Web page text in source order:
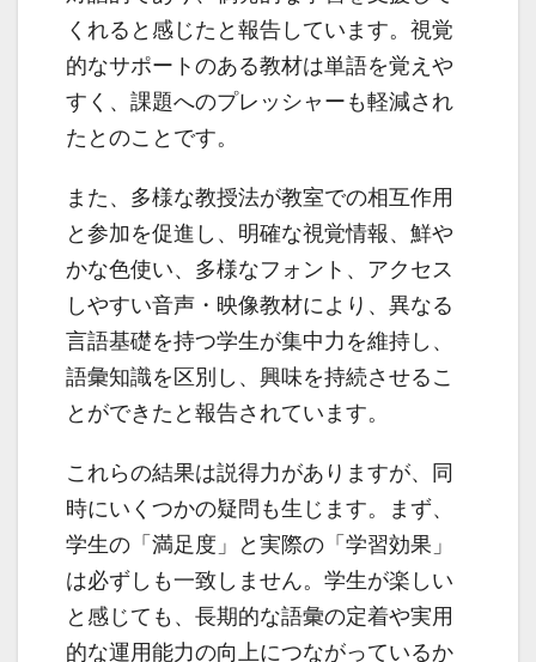
くれると感じたと報告しています。視覚
的なサポートのある教材は単語を覚えや
すく、課題へのプレッシャーも軽減され
たとのことです。
また、多様な教授法が教室での相互作用
と参加を促進し、明確な視覚情報、鮮や
かな色使い、多様なフォント、アクセス
しやすい音声・映像教材により、異なる
言語基礎を持つ学生が集中力を維持し、
語彙知識を区別し、興味を持続させるこ
とができたと報告されています。
これらの結果は説得力がありますが、同
時にいくつかの疑問も生じます。まず、
学生の「満足度」と実際の「学習効果」
は必ずしも一致しません。学生が楽しい
と感じても、長期的な語彙の定着や実用
的な運用能力の向上につながっているか